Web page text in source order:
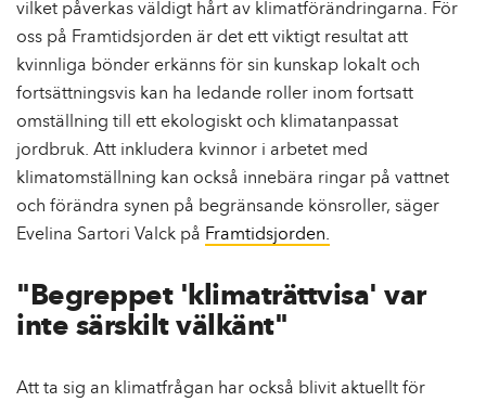
vilket påverkas väldigt hårt av klimatförändringarna. För
oss på Framtidsjorden är det ett viktigt resultat att
kvinnliga bönder erkänns för sin kunskap lokalt och
fortsättningsvis kan ha ledande roller inom fortsatt
omställning till ett ekologiskt och klimatanpassat
jordbruk. Att inkludera kvinnor i arbetet med
klimatomställning kan också innebära ringar på vattnet
och förändra synen på begränsande könsroller, säger
Evelina Sartori Valck på Framtidsjorden.
"Begreppet 'klimaträttvisa' var
inte särskilt välkänt"
Att ta sig an klimatfrågan har också blivit aktuellt för